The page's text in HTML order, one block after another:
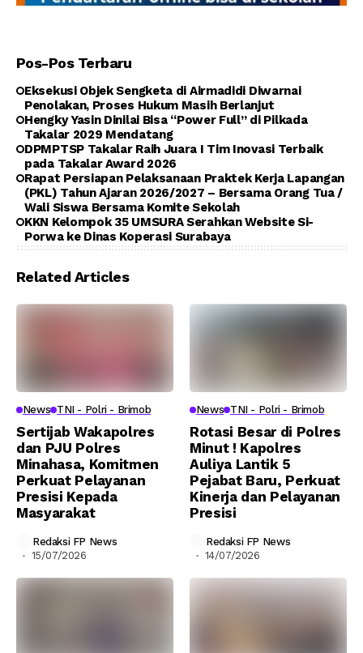
Pos-Pos Terbaru
Eksekusi Objek Sengketa di Airmadidi Diwarnai
Penolakan, Proses Hukum Masih Berlanjut
Hengky Yasin Dinilai Bisa “Power Full” di Pilkada
Takalar 2029 Mendatang
DPMPTSP Takalar Raih Juara I Tim Inovasi Terbaik
pada Takalar Award 2026
Rapat Persiapan Pelaksanaan Praktek Kerja Lapangan
(PKL) Tahun Ajaran 2026/2027 – Bersama Orang Tua /
Wali Siswa Bersama Komite Sekolah
KKN Kelompok 35 UMSURA Serahkan Website Si-
Porwa ke Dinas Koperasi Surabaya
Related Articles
News TNI - Polri - Brimob
Sertijab Wakapolres
dan PJU Polres
Minahasa, Komitmen
Perkuat Pelayanan
Presisi Kepada
Masyarakat
Redaksi FP News
15/07/2026
News TNI - Polri - Brimob
Rotasi Besar di Polres
Minut ! Kapolres
Auliya Lantik 5
Pejabat Baru, Perkuat
Kinerja dan Pelayanan
Presisi
Redaksi FP News
14/07/2026